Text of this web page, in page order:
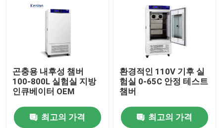
곤충용 내후성 챔버
100-800L 실험실 지방
인큐베이터 OEM
최고의 가격
환경적인 110V 기후 실
험실 0-65C 안정 테스트
챔버
최고의 가격